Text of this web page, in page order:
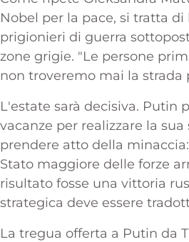
Nobel per la pace, si tratta
prigionieri di guerra
zone grigie. "Le persone
non troveremo mai la strada
L'estate sarà decisiva. Putin
vacanze per realizzare la
prendere atto della
Stato maggiore delle forze
risultato fosse una vittoria
strategica deve essere
La tregua offerta a Putin da